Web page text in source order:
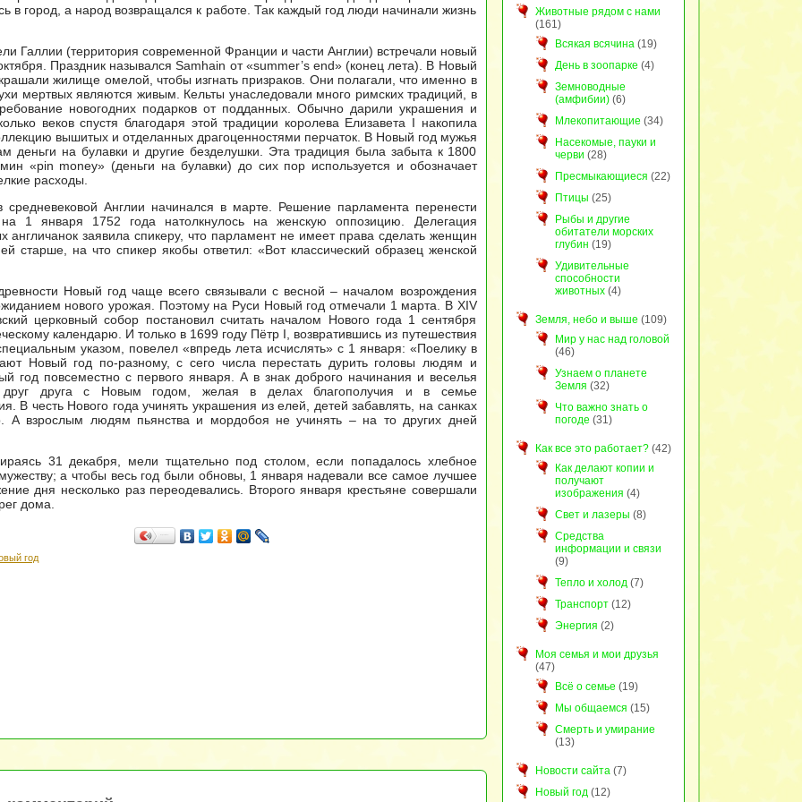
в город, а народ возвращался к работе. Так каждый год люди начинали жизнь
Галлии (территория современной Франции и части Англии) встречали новый
Праздник назывался Samhain от «summer’s end» (конец лета). В Новый
жилище омелой, чтобы изгнать призраков. Они полагали, что именно в
мертвых являются живым. Кельты унаследовали много римских традиций, в
новогодних подарков от подданных. Обычно дарили украшения и
веков спустя благодаря этой традиции королева Елизавета I накопила
вышитых и отделанных драгоценностями перчаток. В Новый год мужья
деньги на булавки и другие безделушки. Эта традиция была забыта к 1800
«pin money» (деньги на булавки) до сих пор используется и обозначает
расходы.
Англии начинался в марте. Решение парламента перенести
1 января 1752 года натолкнулось на женскую оппозицию. Делегация
англичанок заявила спикеру, что парламент не имеет права сделать женщин
старше, на что спикер якобы ответил: «Вот классический образец женской
Новый год чаще всего связывали с весной – началом возрождения
нового урожая. Поэтому на Руси Новый год отмечали 1 марта. В XIV
церковный собор постановил считать началом Нового года 1 сентября
календарю. И только в 1699 году Пётр I, возвратившись из путешествия
указом, повелел «впредь лета исчислять» с 1 января: «Поелику в
Новый год по-разному, с сего числа перестать дурить головы людям и
год повсеместно с первого января. А в знак доброго начинания и веселья
друг друга с Новым годом, желая в делах благополучия и в семье
В честь Нового года учинять украшения из елей, детей забавлять, на санках
А взрослым людям пьянства и мордобоя не учинять – на то других дней
31 декабря, мели тщательно под столом, если попадалось хлебное
а чтобы весь год были обновы, 1 января надевали все самое лучшее
дня несколько раз переодевались. Второго января крестьяне совершали
дома.
год
Животные рядом с нами
(161)
Всякая всячина(19)
День в зоопарке (4)
Земноводные
(амфибии)(6)
Млекопитающие (34)
Насекомые, пауки и
черви (28)
Пресмыкающиеся (22)
Птицы (25)
Рыбы и другие
обитатели морских
глубин (19)
Удивительные
способности
животных(4)
Земля, небо и выше (109)
Мир у нас над головой
(46)
Узнаем о планете
Земля (32)
Что важно знать о
погоде (31)
Как все это работает?(42)
Как делают копии и
получают
изображения (4)
Свет и лазеры (8)
Средства
информации и связи
(9)
Тепло и холод(7)
Транспорт(12)
Энергия (2)
Моя семья и мои друзья
(47)
Всё о семье (19)
Мы общаемся (15)
Смерть и умирание
(13)
Новости сайта(7)
Новый год(12)